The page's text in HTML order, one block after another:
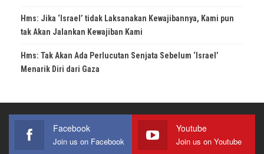
Hms: Jika ‘Israel’ tidak Laksanakan Kewajibannya, Kami pun
tak Akan Jalankan Kewajiban Kami
Hms: Tak Akan Ada Perlucutan Senjata Sebelum ‘Israel’
Menarik Diri dari Gaza
Facebook
Join us on Facebook
Youtube
Join us on Youtube